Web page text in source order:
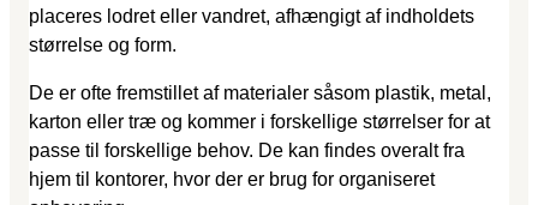
placeres lodret eller vandret, afhængigt af indholdets
størrelse og form.
De er ofte fremstillet af materialer såsom plastik, metal,
karton eller træ og kommer i forskellige størrelser for at
passe til forskellige behov. De kan findes overalt fra
hjem til kontorer, hvor der er brug for organiseret